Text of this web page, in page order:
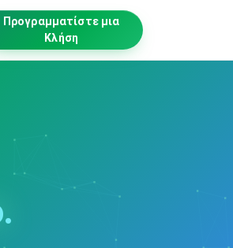
Προγραμματίστε μια
Κλήση